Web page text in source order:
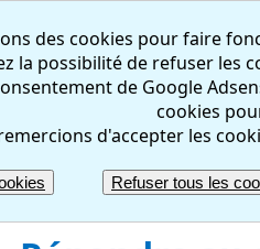
des cookies pour faire
la possibilité de refuser les
de Google
cookies
d'accepter les
Refuser tous les